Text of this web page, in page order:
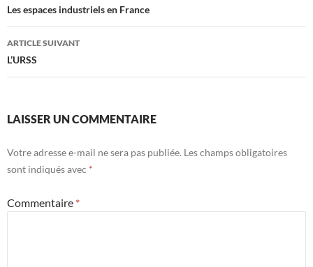
des
articles
Les espaces industriels en France
ARTICLE SUIVANT
L’URSS
LAISSER UN COMMENTAIRE
Votre adresse e-mail ne sera pas publiée. Les champs obligatoires
sont indiqués avec *
Commentaire *